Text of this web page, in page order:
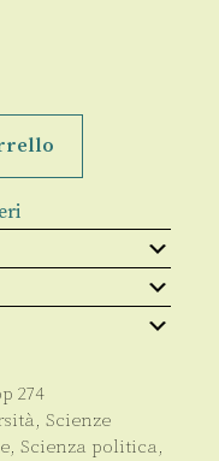
274
, Scienze
, Scienza politica,